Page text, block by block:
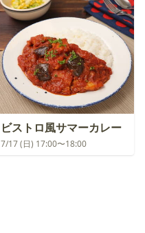
ビストロ風サマーカレー
7/17 (日) 17:00〜18:00